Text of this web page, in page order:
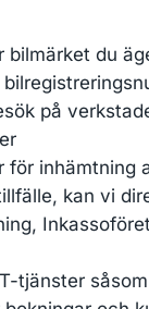
du
på
kan vi
tjänster